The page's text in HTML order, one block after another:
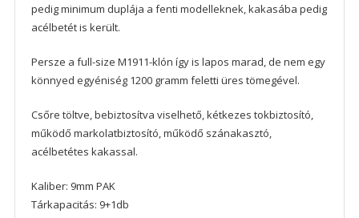
pedig minimum duplája a fenti modelleknek, kakasába pedig
acélbetét is került.
Persze a full-size M1911-klón így is lapos marad, de nem egy
könnyed egyéniség 1200 gramm feletti üres tömegével.
Csőre töltve, bebiztosítva viselhető, kétkezes tokbiztosító,
működő markolatbiztosító, működő szánakasztó,
acélbetétes kakassal.
Kaliber: 9mm PAK
Tárkapacitás: 9+1db